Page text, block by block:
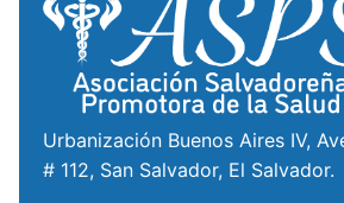
Urbanización Buenos Aires IV,
# 112, San Salvador, El Salvador.